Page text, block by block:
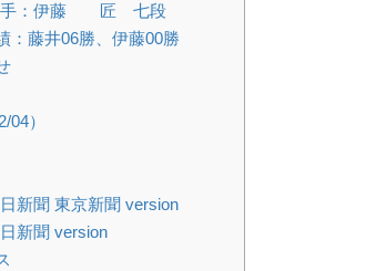
手：伊藤 匠 七段
：藤井06勝、伊藤00勝
04）
新聞 東京新聞 version
新聞 version